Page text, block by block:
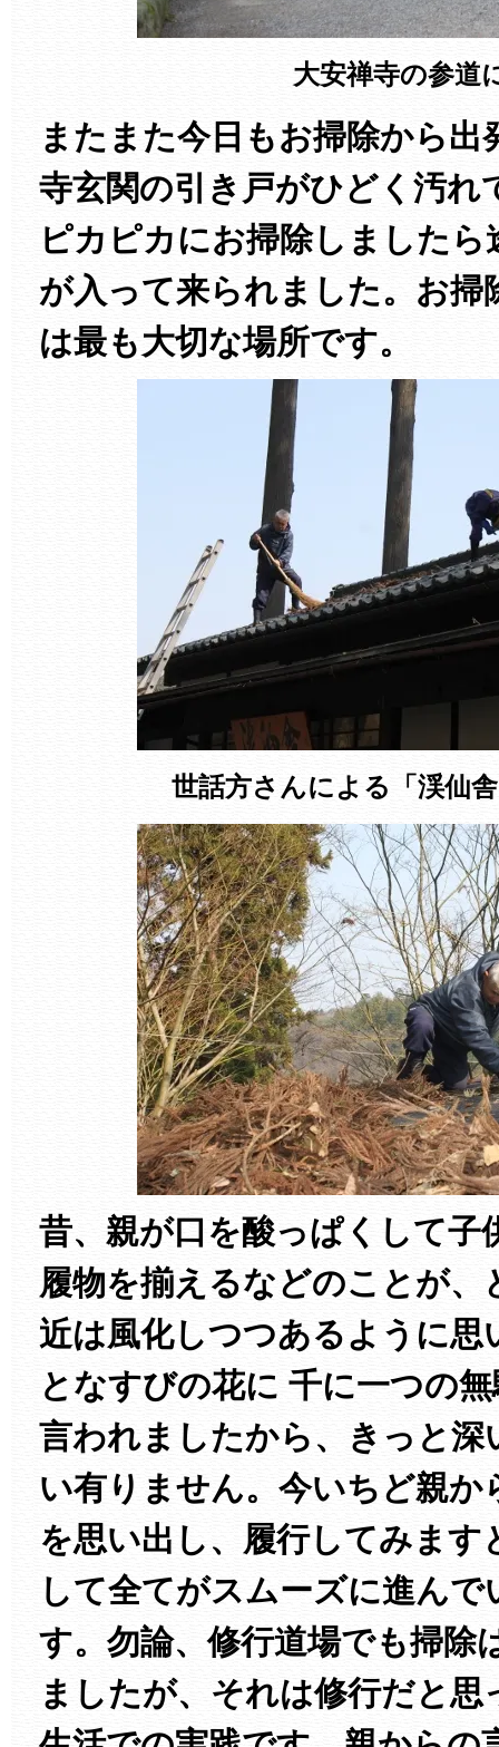
大安禅寺の参道
またまた今日もお掃除から出
寺玄関の引き戸がひどく汚れ
ピカピカにお掃除しましたら
が入って来られました。お掃
は最も大切な場所です。
世話方さんによる「渓仙
昔、親が口を酸っぱくして子
履物を揃えるなどのことが、
近は風化しつつあるように思
となすびの花に 千に一つの
言われましたから、きっと深
い有りません。今いちど親か
を思い出し、履行してみます
して全てがスムーズに進ん
す。勿論、修行道場でも掃除
ましたが、それは修行だと思